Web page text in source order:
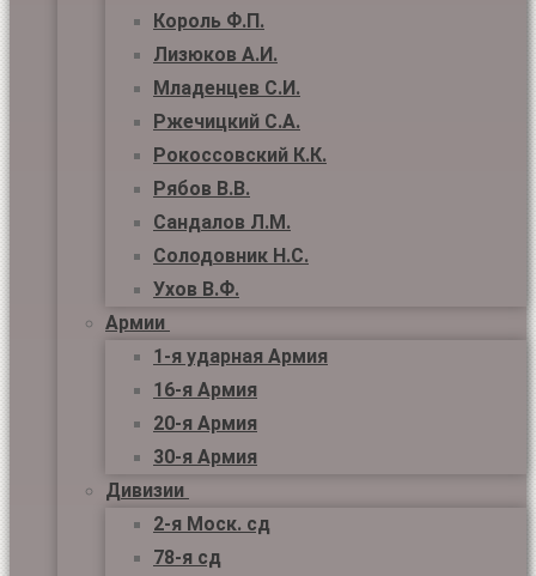
Король Ф.П.
Лизюков А.И.
Младенцев С.И.
Ржечицкий С.А.
Рокоссовский К.К.
Рябов В.В.
Сандалов Л.М.
Солодовник Н.С.
Ухов В.Ф.
Армии
1-я ударная Армия
16-я Армия
20-я Армия
30-я Армия
Дивизии
2-я Моск. сд
78-я сд